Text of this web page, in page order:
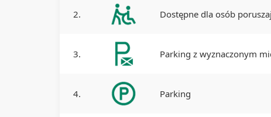
2. Dostępne dla osób
3. Parking z wyznaczonym
4. Parking